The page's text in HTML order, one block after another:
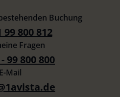
Buchung
99 800 812
Fragen
99 800 800
E-Mail